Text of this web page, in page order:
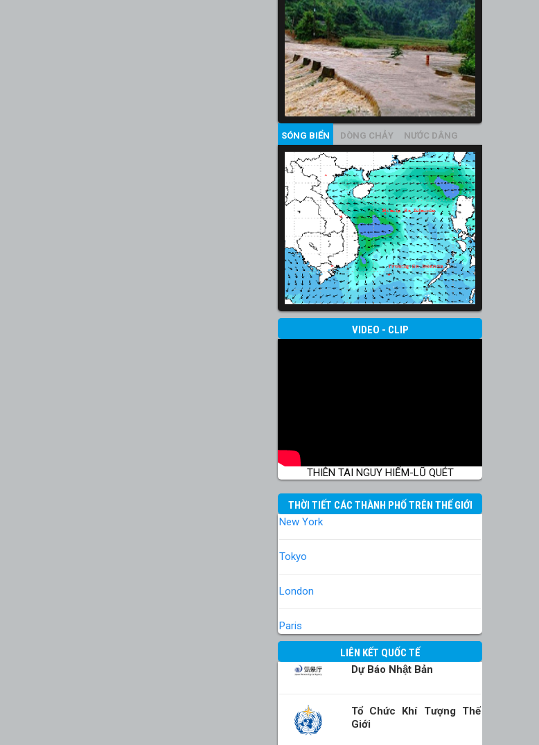
SÓNG BIỂN DÒNG CHẢY NƯỚC DÂNG
VIDEO - CLIP
THIÊN TAI NGUY HIỂM-LŨ QUÉT
THỜI TIẾT CÁC THÀNH PHỐ TRÊN THẾ GIỚI
New York
Tokyo
London
Paris
LIÊN KẾT QUỐC TẾ
Dự Báo Nhật Bản
Tổ Chức Khí Tượng Thế
Giới